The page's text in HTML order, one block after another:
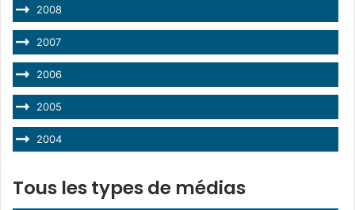
2008
2007
2006
2005
2004
Tous les types de médias